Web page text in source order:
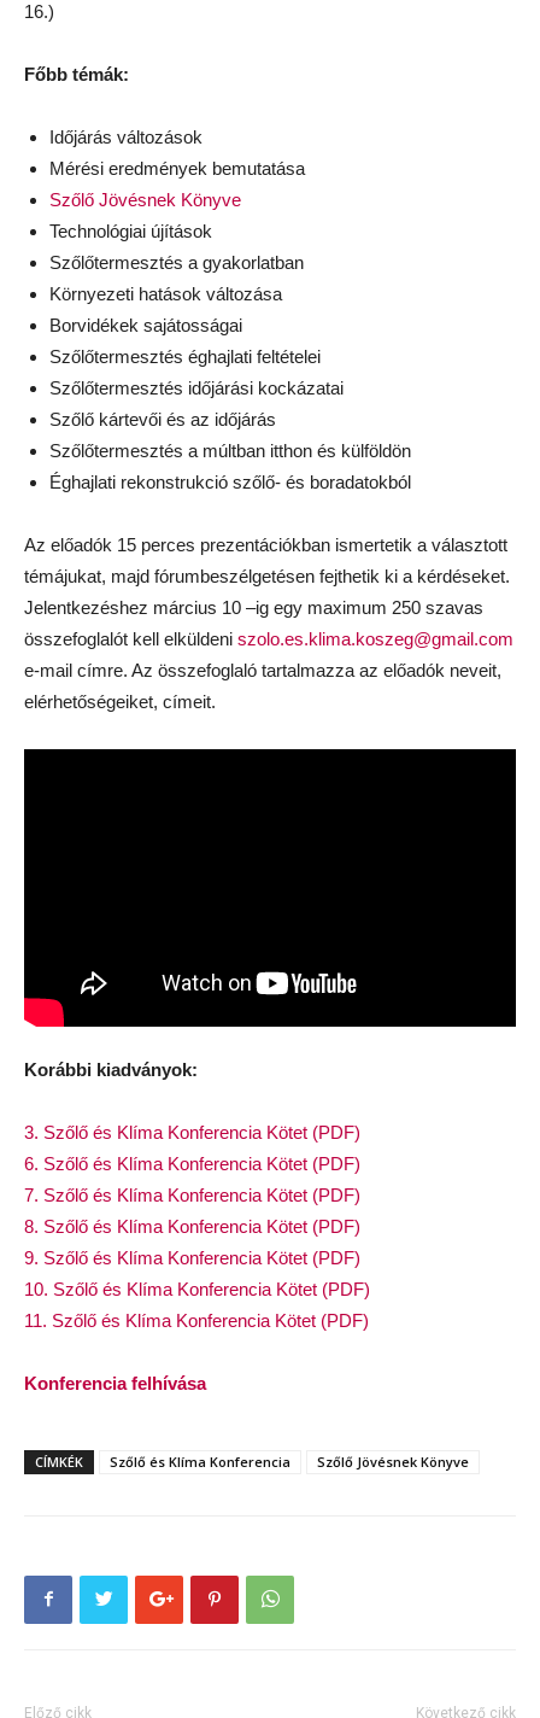
16.)
Főbb témák:
Időjárás változások
Mérési eredmények bemutatása
Szőlő Jövésnek Könyve
Technológiai újítások
Szőlőtermesztés a gyakorlatban
Környezeti hatások változása
Borvidékek sajátosságai
Szőlőtermesztés éghajlati feltételei
Szőlőtermesztés időjárási kockázatai
Szőlő kártevői és az időjárás
Szőlőtermesztés a múltban itthon és külföldön
Éghajlati rekonstrukció szőlő- és boradatokból
Az előadók 15 perces prezentációkban ismertetik a választott
témájukat, majd fórumbeszélgetésen fejthetik ki a kérdéseket.
Jelentkezéshez március 10 –ig egy maximum 250 szavas
összefoglalót kell elküldeni szolo.es.klima.koszeg@gmail.com
e-mail címre. Az összefoglaló tartalmazza az előadók neveit,
elérhetőségeiket, címeit.
Korábbi kiadványok:
3. Szőlő és Klíma Konferencia Kötet (PDF)
6. Szőlő és Klíma Konferencia Kötet (PDF)
7. Szőlő és Klíma Konferencia Kötet (PDF)
8. Szőlő és Klíma Konferencia Kötet (PDF)
9. Szőlő és Klíma Konferencia Kötet (PDF)
10. Szőlő és Klíma Konferencia Kötet (PDF)
11. Szőlő és Klíma Konferencia Kötet (PDF)
Konferencia felhívása
CÍMKÉK Szőlő és Klíma Konferencia Szőlő Jövésnek Könyve
Előző cikk Következő cikk